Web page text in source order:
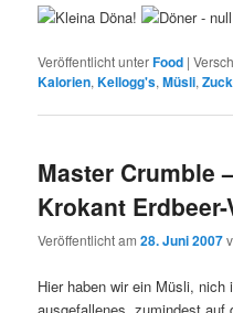
Veröffentlicht unterFood |
Kalorien,Kellogg's,Müsli,
Master Crumble
Krokant
Veröffentlicht am28. Juni 2007
Hier haben wir ein Müsli,
ausgefallenes, zumindest auf